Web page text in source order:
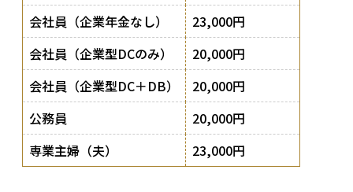
会社員（企業年金なし）
23,000円
会社員（企業型DCのみ）
20,000円
会社員（企業型DC＋DB）
20,000円
公務員
20,000円
専業主婦（夫）
23,000円